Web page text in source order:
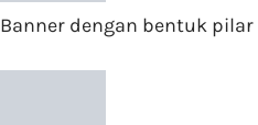
Banner dengan bentuk